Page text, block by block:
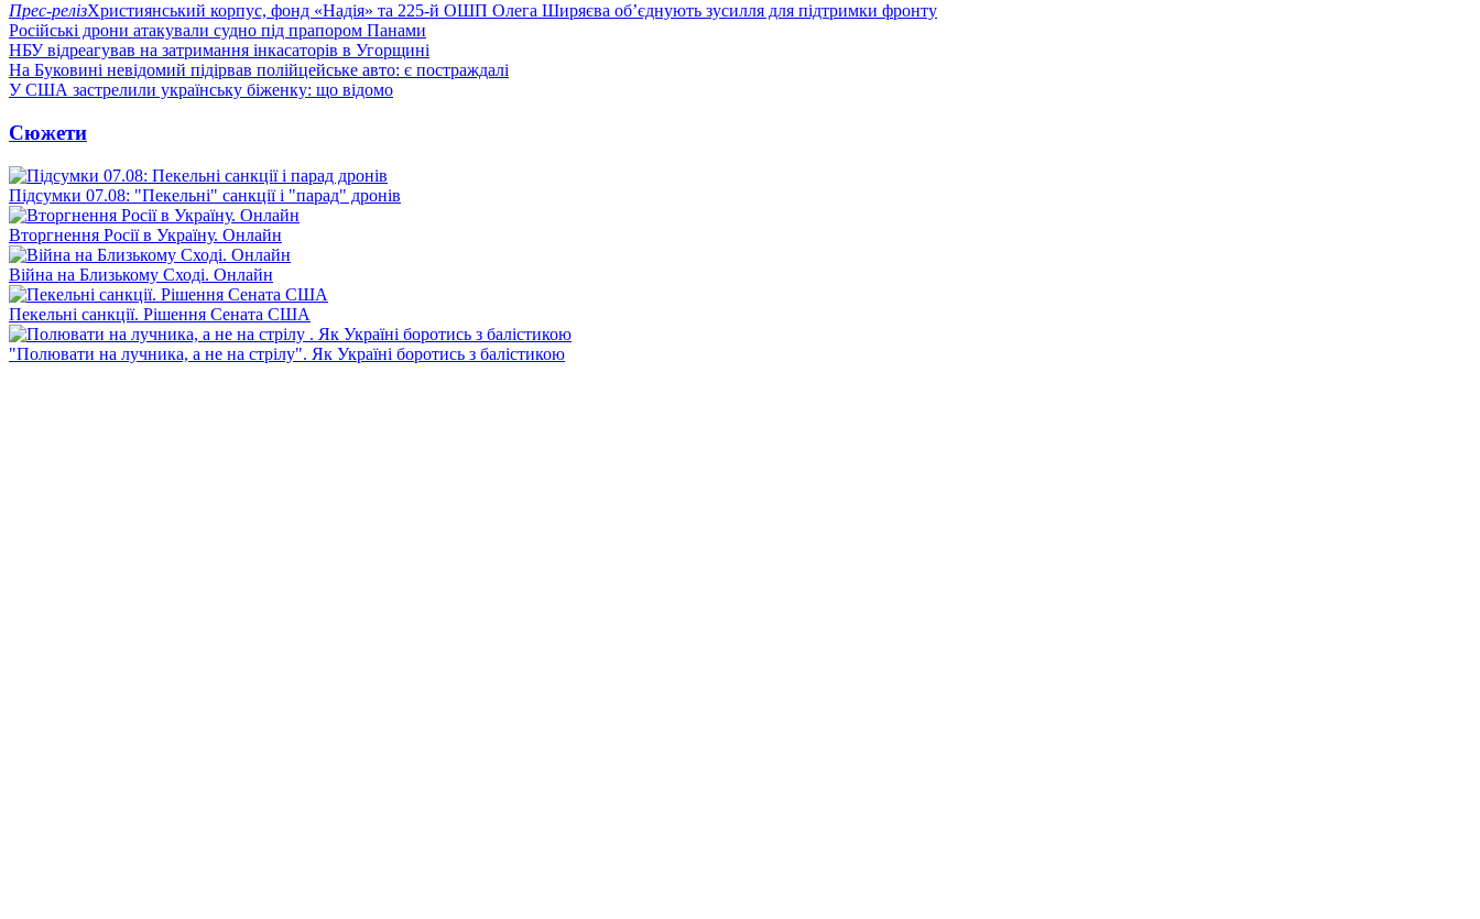
Прес-релізХристиянський корпус, фонд «Надія» та 225-й ОШП Олега Ширяєва об’єднують зусилля для підтримки фронту
Російські дрони атакували судно під прапором Панами
НБУ відреагував на затримання інкасаторів в Угорщині
На Буковині невідомий підірвав полійцейське авто: є постраждалі
У США застрелили українську біженку: що відомо
Сюжети
Підсумки 07.08: "Пекельні" санкції і "парад" дронів
Вторгнення Росії в Україну. Онлайн
Війна на Близькому Сході. Онлайн
Пекельні санкції. Рішення Сената США
"Полювати на лучника, а не на стрілу". Як Україні боротись з балістикою